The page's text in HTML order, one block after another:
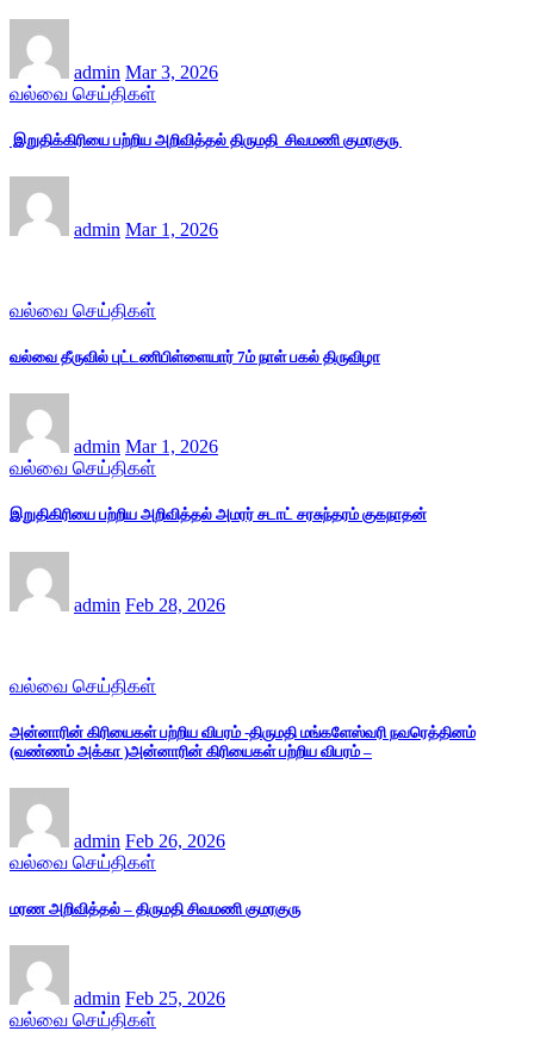
admin Mar 3, 2026
வல்வை செய்திகள்
இறுதிக்கிரியை பற்றிய அறிவித்தல் திருமதி சிவமணி குமரகுரு
admin Mar 1, 2026
வல்வை செய்திகள்
வல்வை தீருவில் புட்டணிபிள்ளையார் 7ம் நாள் பகல் திருவிழா
admin Mar 1, 2026
வல்வை செய்திகள்
இறுதிகிரியை பற்றிய அறிவித்தல் அமரர் சடாட் சரசுந்தரம் குகநாதன்
admin Feb 28, 2026
வல்வை செய்திகள்
அன்னாரின் கிரியைகள் பற்றிய விபரம் -திருமதி மங்களேஸ்வரி நவரெத்தினம்
(வண்ணம் அக்கா )அன்னாரின் கிரியைகள் பற்றிய விபரம் –
admin Feb 26, 2026
வல்வை செய்திகள்
மரண அறிவித்தல் – திருமதி சிவமணி குமரகுரு
admin Feb 25, 2026
வல்வை செய்திகள்